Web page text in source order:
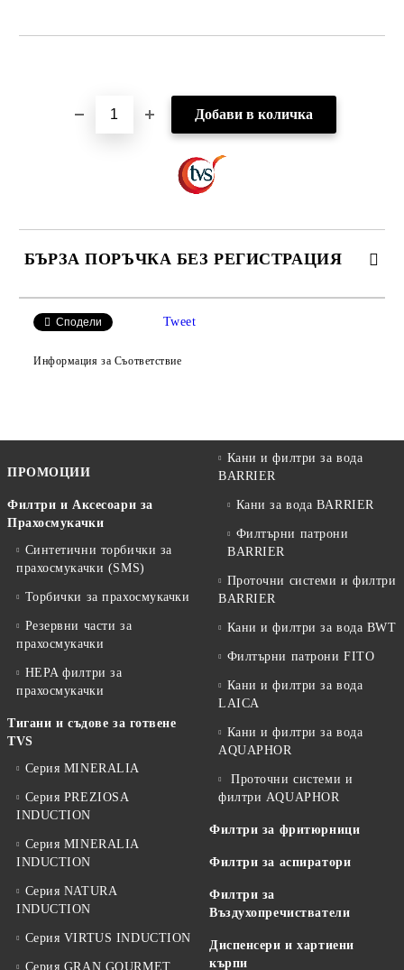
БЪРЗА ПОРЪЧКА БЕЗ РЕГИСТРАЦИЯ
Сподели Tweet
Информация за Съответствие
ПРОМОЦИИ
Филтри и Аксесоари за
Прахосмукачки
Синтетични торбички за
прахосмукачки (SMS)
Торбички за прахосмукачки
Резервни части за
прахосмукачки
HEPA филтри за
прахосмукачки
Тигани и съдове за готвене
TVS
Серия MINERALIA
Серия PREZIOSA
INDUCTION
Серия MINERALIA
INDUCTION
Серия NATURA
INDUCTION
Серия VIRTUS INDUCTION
Серия GRAN GOURMET
Кани и филтри за вода
BARRIER
Кани за вода BARRIER
Филтърни патрони
BARRIER
Проточни системи и филтри
BARRIER
Кани и филтри за вода BWT
Филтърни патрони FITO
Кани и филтри за вода
LAICA
Кани и филтри за вода
AQUAPHOR
Проточни системи и
филтри AQUAPHOR
Филтри за фритюрници
Филтри за аспиратори
Филтри за
Въздухопречистватели
Диспенсери и хартиени
кърпи